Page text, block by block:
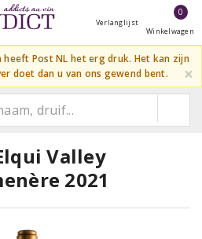
Verlanglijst
0
Winkelwagen
heeft Post NL het erg druk. Het kan zijn
doet dan u van ons gewend bent.
×
Valley
2021